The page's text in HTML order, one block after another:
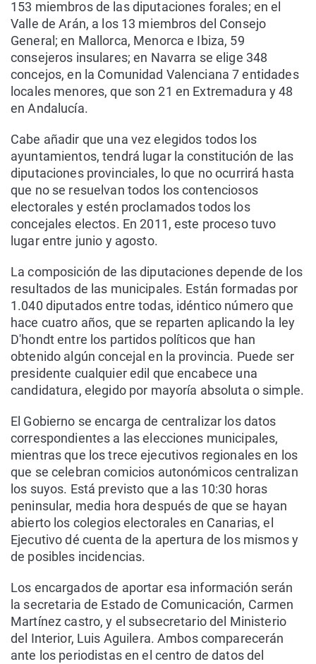
153 miembros de las diputaciones forales; en el
Valle de Arán, a los 13 miembros del Consejo
General; en Mallorca, Menorca e Ibiza, 59
consejeros insulares; en Navarra se elige 348
concejos, en la Comunidad Valenciana 7 entidades
locales menores, que son 21 en Extremadura y 48
en Andalucía.
Cabe añadir que una vez elegidos todos los
ayuntamientos, tendrá lugar la constitución de las
diputaciones provinciales, lo que no ocurrirá hasta
que no se resuelvan todos los contenciosos
electorales y estén proclamados todos los
concejales electos. En 2011, este proceso tuvo
lugar entre junio y agosto.
La composición de las diputaciones depende de los
resultados de las municipales. Están formadas por
1.040 diputados entre todas, idéntico número que
hace cuatro años, que se reparten aplicando la ley
D'hondt entre los partidos políticos que han
obtenido algún concejal en la provincia. Puede ser
presidente cualquier edil que encabece una
candidatura, elegido por mayoría absoluta o simple.
El Gobierno se encarga de centralizar los datos
correspondientes a las elecciones municipales,
mientras que los trece ejecutivos regionales en los
que se celebran comicios autonómicos centralizan
los suyos. Está previsto que a las 10:30 horas
peninsular, media hora después de que se hayan
abierto los colegios electorales en Canarias, el
Ejecutivo dé cuenta de la apertura de los mismos y
de posibles incidencias.
Los encargados de aportar esa información serán
la secretaria de Estado de Comunicación, Carmen
Martínez castro, y el subsecretario del Ministerio
del Interior, Luis Aguilera. Ambos comparecerán
ante los periodistas en el centro de datos del